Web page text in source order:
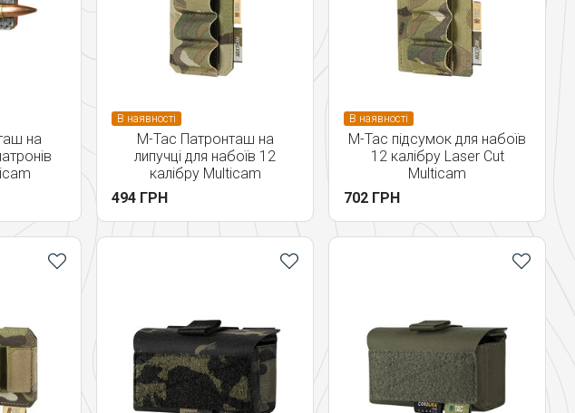
на
В наявності
M-Tac Патронташ на
липучці для набоїв 12
калібру Multicam
494 ГРН
В наявності
M-Tac підсумок для набоїв
12 калібру Laser Cut
Multicam
702 ГРН